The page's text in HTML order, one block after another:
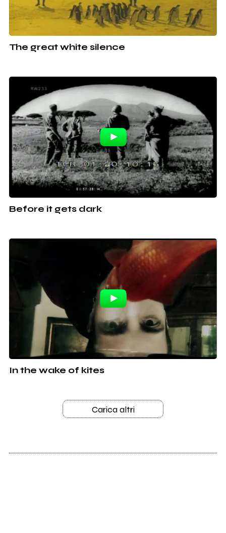
The great white silence
Before it gets dark
In the wake of kites
Carica altri